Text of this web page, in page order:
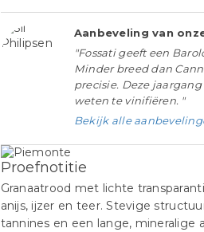
Aanbeveling van
"Fossati geeft een
Minder breed dan
precisie. Deze
weten te vinifiëren. "
Bekijk alle
Proefnotitie
Granaatrood met lichte
anijs, ijzer en teer. Stevige
tannines en een lange, mineralige